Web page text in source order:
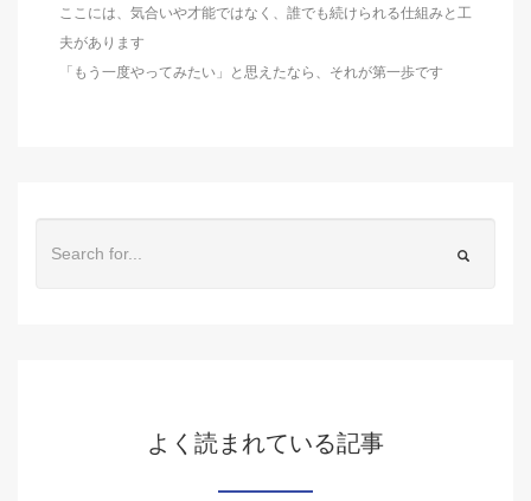
ここには、気合いや才能ではなく、誰でも続けられる仕組みと工
夫があります
「もう一度やってみたい」と思えたなら、それが第一歩です
よく読まれている記事